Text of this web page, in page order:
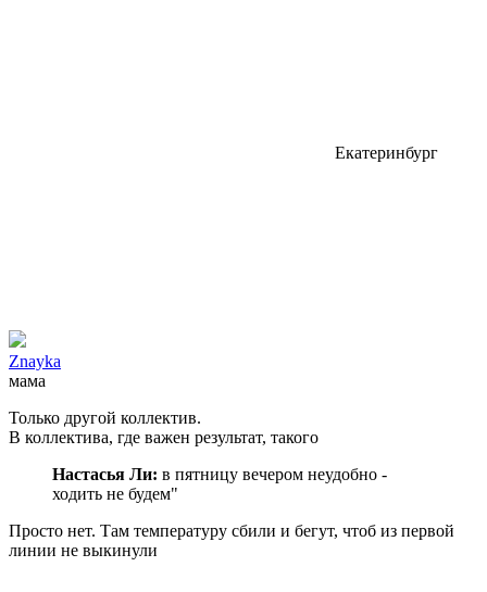
Екатеринбург
Znayka
мама
Только другой коллектив.
В коллектива, где важен результат, такого
Настасья Ли: в пятницу вечером неудобно -
ходить не будем"
Просто нет. Там температуру сбили и бегут, чтоб из первой
линии не выкинули